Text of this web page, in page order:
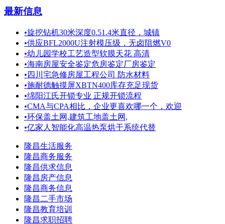
最新信息
•旋挖钻机30米深度0.51.4米直径，城镇
•供应BFL2000U注射模压级，无卤阻燃V0
•幼儿园学校工艺造型软膜天花 高清
•海南房屋安全鉴定危房鉴定厂房鉴定
• 四川宅急修房屋工程公司 防水材料
•施耐德触摸屏XBTN400库存充足现货
•绵阳江氏开锁专业 正规开锁流程
•CMA与CPA相比，企业更喜欢哪一个，欢迎
•环保盖土网,建筑工地盖土网,
•亿家人智能化高温热泵烘干系统代替
隆昌生活服务
隆昌商务服务
隆昌供求信息
隆昌房产信息
隆昌商务信息
隆昌二手市场
隆昌教育培训
隆昌求职招聘